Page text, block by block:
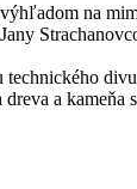
na
a kameňa